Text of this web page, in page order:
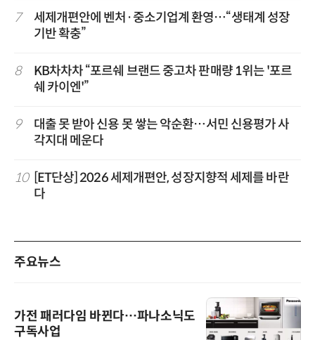
7
세제개편안에 벤처·중소기업계 환영…“생태계 성장
기반 확충”
8
KB차차차 “포르쉐 브랜드 중고차 판매량 1위는 '포르
쉐 카이엔'”
9
대출 못 받아 신용 못 쌓는 악순환…서민 신용평가 사
각지대 메운다
10
[ET단상] 2026 세제개편안, 성장지향적 세제를 바란
다
주요뉴스
가전 패러다임 바뀐다…파나소닉도
구독사업